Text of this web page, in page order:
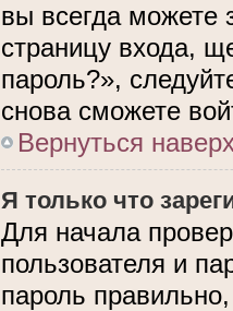
вы всегда можете
страницу входа,
пароль?»,
снова сможете
Вернуться
Я только что
Для начала
пользователя и
пароль